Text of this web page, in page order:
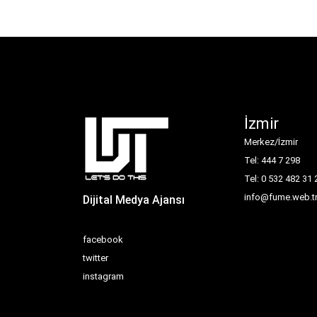
Dijital Medya Ajansı
facebook
twitter
instagram
İzmir
Merkez/İzmir
Tel: 444 7 298
Tel: 0 532 482 31
info@fume.web.tr